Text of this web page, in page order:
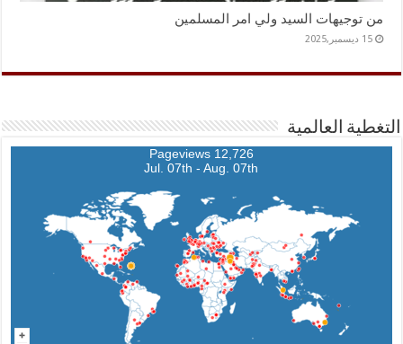
من توجيهات السيد ولي امر المسلمين
15 ديسمبر,2025
التغطية العالمية
12,726 Pageviews
Jul. 07th - Aug. 07th